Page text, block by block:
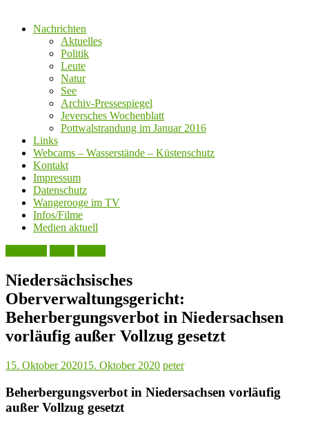
Nachrichten
Aktuelles
Politik
Leute
Natur
See
Archiv-Pressespiegel
Jeversches Wochenblatt
Pottwalstrandung im Januar 2016
Links
Webcams – Wasserstände – Küstenschutz
Kontakt
Impressum
Datenschutz
Wangerooge im TV
Infos/Filme
Medien aktuell
Niedersächsisches
Oberverwaltungsgericht:
Beherbergungsverbot in Niedersachsen
vorläufig außer Vollzug gesetzt
15. Oktober 202015. Oktober 2020 peter
Beherbergungsverbot in Niedersachsen vorläufig
außer Vollzug gesetzt